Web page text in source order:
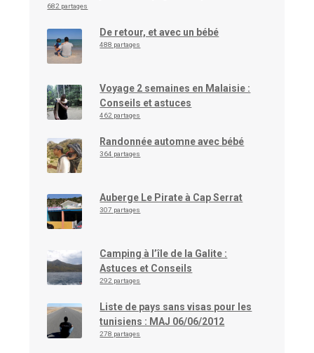
682 partages
De retour, et avec un bébé
488 partages
Voyage 2 semaines en Malaisie :
Conseils et astuces
462 partages
Randonnée automne avec bébé
364 partages
Auberge Le Pirate à Cap Serrat
307 partages
Camping à l’île de la Galite :
Astuces et Conseils
292 partages
Liste de pays sans visas pour les
tunisiens : MAJ 06/06/2012
278 partages